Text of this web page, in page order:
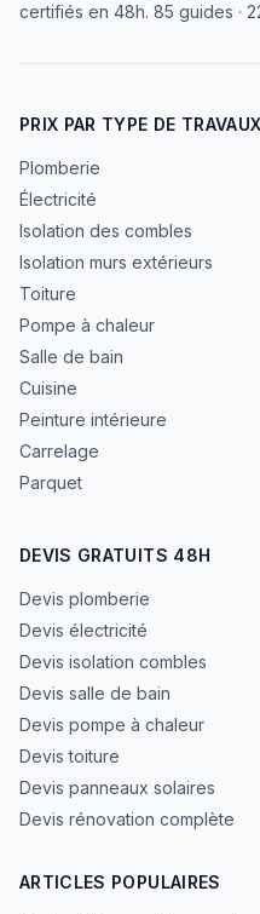
certifiés en 48h. 85 guides ·
PRIX PAR TYPE DE TRAVAUX
Plomberie
Électricité
Isolation des combles
Isolation murs extérieurs
Toiture
Pompe à chaleur
Salle de bain
Cuisine
Peinture intérieure
Carrelage
Parquet
DEVIS GRATUITS 48H
Devis plomberie
Devis électricité
Devis isolation combles
Devis salle de bain
Devis pompe à chaleur
Devis toiture
Devis panneaux solaires
Devis rénovation complète
ARTICLES POPULAIRES